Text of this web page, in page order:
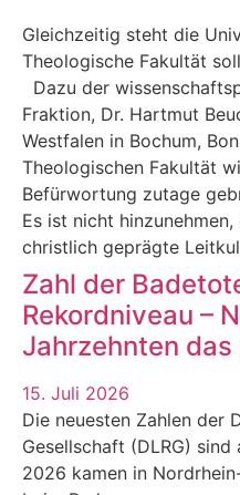
Gleichzeitig steht die
Theologische Fakultät
Dazu der
Fraktion, Dr. Hartmut
Westfalen in Bochum,
Theologischen Fakultät
Befürwortung zutage
Es ist nicht
christlich geprägte
Zahl der
Rekordniveau –
Jahrzehnten
15. Juli 2026
Die neuesten Zahlen der
Gesellschaft (DLRG)
2026 kamen in